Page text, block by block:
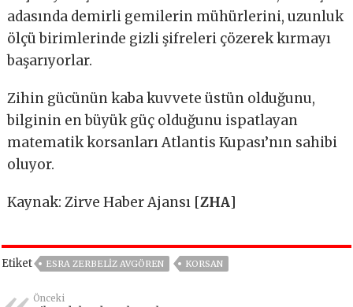
adasında demirli gemilerin mühürlerini, uzunluk
ölçü birimlerinde gizli şifreleri çözerek kırmayı
başarıyorlar.
Zihin gücünün kaba kuvvete üstün olduğunu,
bilginin en büyük güç olduğunu ispatlayan
matematik korsanları Atlantis Kupası’nın sahibi
oluyor.
Kaynak: Zirve Haber Ajansı [ZHA]
Etiket ESRA ZERBELIZ AVGÖREN KORSAN
Önceki